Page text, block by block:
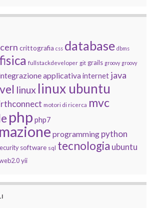
cern crittografia css database dbms
fisica fullstackdeveloper git grails groovy groovy
applicativainternet java
linux linux ubuntu
motori di ricerca mvc
php php7
programming python
software sql tecnologia ubuntu
yii